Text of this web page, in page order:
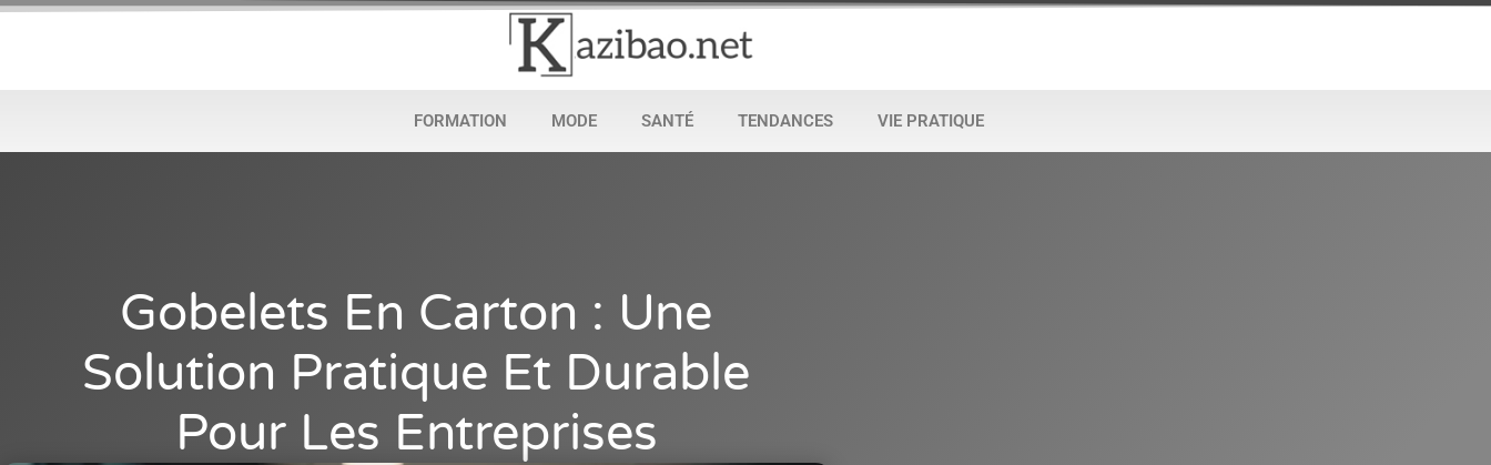
FORMATION MODE SANTÉ TENDANCES VIE PRATIQUE
Gobelets En Carton : Une
Solution Pratique Et Durable
Pour Les Entreprises